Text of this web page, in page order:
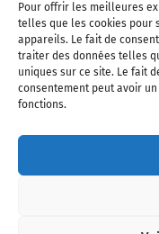
Pour offrir les meilleures
telles que les cookies pour
appareils. Le fait de
traiter des données telles
uniques sur ce site. Le fait
consentement peut avoir
fonctions.
LES
EMBALLAGES
CAFETIERES ET